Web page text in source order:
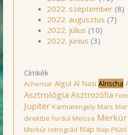
2022. szeptember(8)
2022. augusztus (7)
2022. július (10)
2022. június (3)
Címkék
Achernar Algol Al Nasi Alrischa
Asztrológia Asztrozófia
Jupiter Karmatengely Mars
direktbe fordul Meissa Merkúr
Merkúr retrográd Nap Nap-